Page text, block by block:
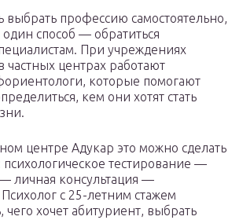
профессию самостоятельно,
способ — обратиться
При учреждениях
частных центрах работают
которые помогают
кем они хотят стать
центре Адукар это можно сделать
психологическое тестирование —
личная консультация —
с 25-летним стажем
чего хочет абитуриент, выбрать